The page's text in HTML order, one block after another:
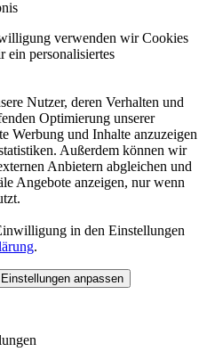
verwenden wir Cookies
ein personalisiertes
Nutzer, deren Verhalten und
Optimierung unserer
Werbung und Inhalte anzuzeigen
Außerdem können wir
Anbietern abgleichen und
Angebote anzeigen, nur wenn
in den Einstellungen
.
Einstellungen anpassen